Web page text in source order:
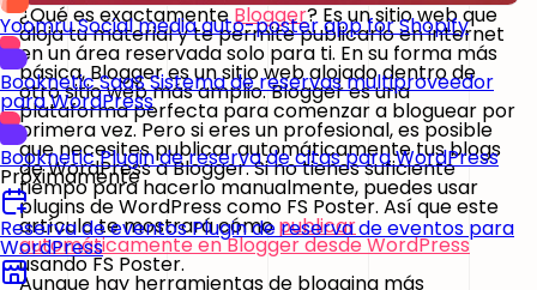
YoomruSocial media auto-poster app for Shopify
Booknetic SaaSSistema de reservas multiproveedor
para WordPress
BookneticPlugin de reserva de citas para WordPress
Próximamente
Reserva de eventosPlugin de reserva de eventos para
WordPress
¿Qué es exactamenteBlogger? Es un sitio web que
aloja tu material y te permite publicarlo en internet
en un área reservada solo para ti. En su forma más
básica, Blogger es un sitio web alojado dentro de
otro sitio web más amplio. Blogger es una
plataforma perfecta para comenzar a bloguear por
primera vez. Pero si eres un profesional, es posible
que necesites publicar automáticamente tus blogs
de WordPress a Blogger. Si no tienes suficiente
tiempo para hacerlo manualmente, puedes usar
plugins de WordPress como FS Poster. Así que este
artículo te mostrará cómopublicar
automáticamente en Blogger desde WordPress
usando FS Poster.
Aunque hay herramientas de blogging más